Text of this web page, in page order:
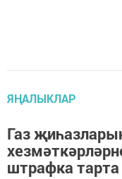
ЯҢАЛЫКЛАР
Газ
штрафка